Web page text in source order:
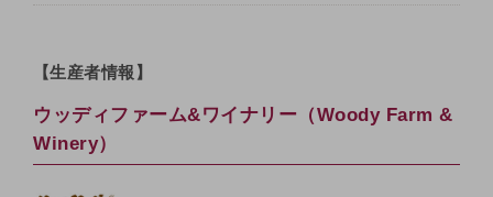
【生産者情報】
ウッディファーム&ワイナリー（Woody Farm &
Winery）